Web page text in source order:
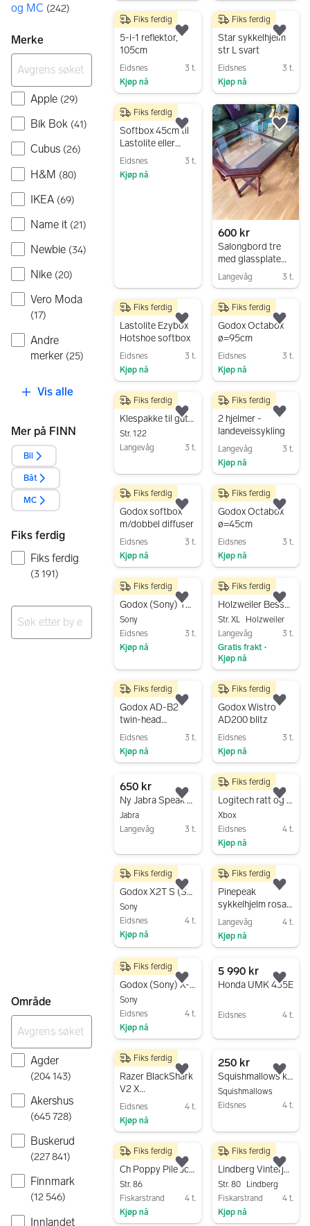
og MC (242)
Merke
Apple (29)
Bik Bok (41)
Cubus (26)
H&M (80)
IKEA (69)
Name it (21)
Newbie (34)
Nike (20)
Vero Moda
(17)
Andre
merker (25)
Vis alle
Mer på FINN
Bil
Båt
MC
Fiks ferdig
Fiks ferdig
(3 191)
Område
Agder
(204 143)
Akershus
(645 728)
Buskerud
(227 841)
Finnmark
(12 546)
Innlandet
290 kr
5-i-1 reflektor,
105cm
Eidsnes
3 t.
Kjøp nå
Fiks ferdig
Legg til som favoritt.
290 kr
Star sykkelhjelm
str L svart
Eidsnes
3 t.
Kjøp nå
Fiks ferdig
200 kr
Softbox 45cm til
Lastolite eller
Godox med rund
holder.
Eidsnes
3 t.
Kjøp nå
Fiks ferdig
Legg til som favoritt.
600 kr
Salongbord tre
med glassplate
rektangulært
Langevåg 3 t.
1 090 kr
Lastolite Ezybox
Hotshoe softbox
Eidsnes
3 t.
Kjøp nå
Fiks ferdig
Legg til som favoritt.
599 kr
Godox Octabox
ø=95cm
Eidsnes
3 t.
Kjøp nå
Fiks ferdig
300 kr
Klespakke til gutt str 122/128
Str. 122
Langevåg
3 t.
Fiks ferdig
Legg til som favoritt.
250 kr
2 hjelmer -
landeveissykling
Langevåg
3 t.
Kjøp nå
Fiks ferdig
990 kr
Godox softbox
m/dobbel diffuser
Eidsnes
3 t.
Kjøp nå
Fiks ferdig
Legg til som favoritt.
699 kr
Godox Octabox
ø=45cm
Eidsnes
3 t.
Kjøp nå
Fiks ferdig
990 kr
Godox (Sony) TT685 II blits
Sony
Eidsnes
3 t.
Kjøp nå
Fiks ferdig
Legg til som favoritt.
Gå til annonsen
3 800 kr
Holzweiler Besseggen sky blue XL
Str. XL
Holzweiler
Langevåg
3 t.
Gratis frakt •
Kjøp nå
Fiks ferdig
990 kr
Godox AD-B2
twin-head
lampeholder med
modelllys
Eidsnes
3 t.
Kjøp nå
Fiks ferdig
Legg til som favoritt.
1 990 kr
Godox Wistro
AD200 blitz
Eidsnes
3 t.
Kjøp nå
Fiks ferdig
650 kr
Ny Jabra Speak 510 MS konferanse mikrofon og høyttaler
Jabra
Langevåg
3 t.
Legg til som favoritt.
1 600 kr
Logitech ratt og pedaler til PC og XBOX
Xbox
Eidsnes
4 t.
Kjøp nå
Fiks ferdig
490 kr
Godox X2T S (Sony) blitsutløser
Sony
Eidsnes
4 t.
Kjøp nå
Fiks ferdig
Legg til som favoritt.
150 kr
Pinepeak
sykkelhjelm rosa
barn
Langevåg
4 t.
Kjøp nå
Fiks ferdig
490 kr
Godox (Sony) X-Pro S blitzutløser
Sony
Eidsnes
4 t.
Kjøp nå
Fiks ferdig
Legg til som favoritt.
5 990 kr
Honda UMK 435E
Eidsnes 4 t.
Gå til annonsen
300 kr
Razer BlackShark
V2 X
gamingheadset
Eidsnes
4 t.
Kjøp nå
Fiks ferdig
Legg til som favoritt.
250 kr
Squishmallows kosedyr
Squishmallows
Eidsnes
4 t.
80 kr
Ch Poppy Pile Jct str 86
Str. 86
Fiskarstrand
4 t.
Kjøp nå
Fiks ferdig
Legg til som favoritt.
150 kr
Lindberg Vinterjakke Str 80
Str. 80
Lindberg
Fiskarstrand
4 t.
Kjøp nå
Fiks ferdig